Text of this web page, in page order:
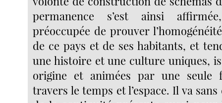
permanence s’est ainsi
préoccupée de prouver
de ce pays et de ses habitants, et
une histoire et une culture uniques,
origine et animées par une seule
travers le temps et l’espace. Il va